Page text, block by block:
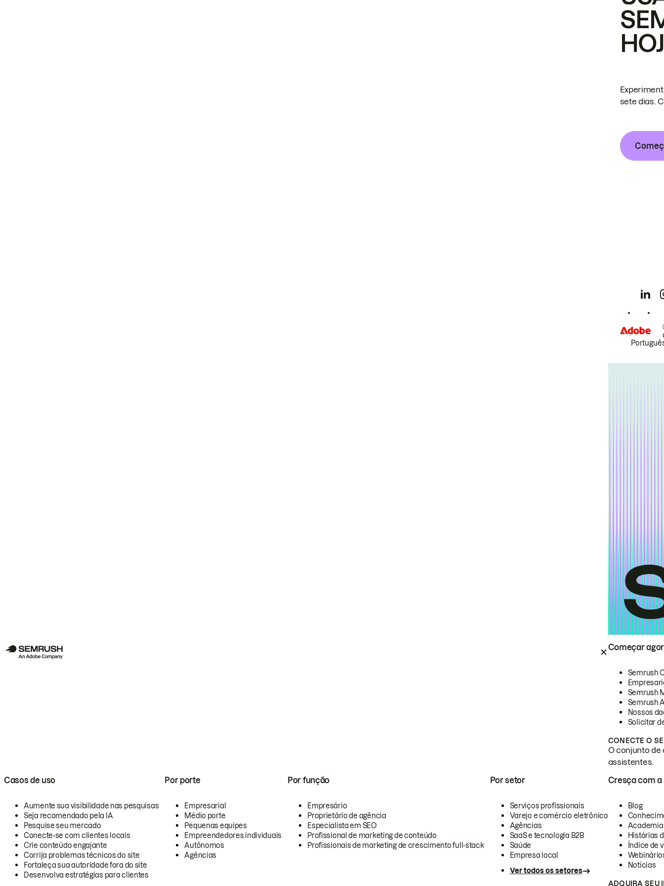
Começar
Semrush
Semrush
Semrush
Nossos
Solicitar
CONECTE O
O conjunto de
assistentes.
Casos de uso
Aumente sua visibilidade nas pesquisas
Seja recomendado pela IA
Pesquise seu mercado
Conecte-se com clientes locais
Crie conteúdo engajante
Corrija problemas técnicos do site
Fortaleça sua autoridade fora do site
Desenvolva estratégias para clientes
Por porte
Empresarial
Médio porte
Pequenas equipes
Empreendedores individuais
Autônomos
Agências
Por função
Empresário
Proprietário de agência
Especialista em SEO
Profissional de marketing de conteúdo
Profissionais de marketing de crescimento full-stack
Por setor
Serviços profissionais
Varejo e comércio eletrônico
Agências
SaaS e tecnologia B2B
Saúde
Empresa local
Ver todos os setores
Cresça com a
Blog
Academia
Histórias
Índice de
Notícias
ADQUIRA SEU
sete dias.